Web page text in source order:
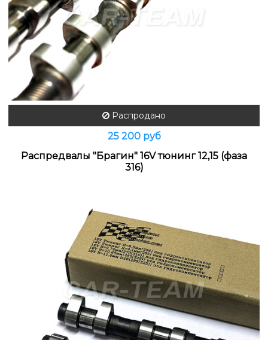
Распродано
25 200 руб
Распредвалы "Брагин" 16V тюнинг 12,15 (фаза
316)